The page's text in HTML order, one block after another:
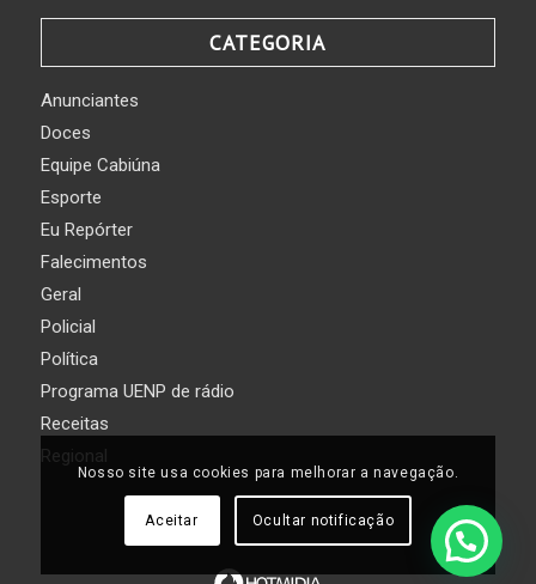
CATEGORIA
Anunciantes
Doces
Equipe Cabiúna
Esporte
Eu Repórter
Falecimentos
Geral
Policial
Política
Programa UENP de rádio
Receitas
Regional
Nosso site usa cookies para melhorar a navegação.
Aceitar Ocultar notificação